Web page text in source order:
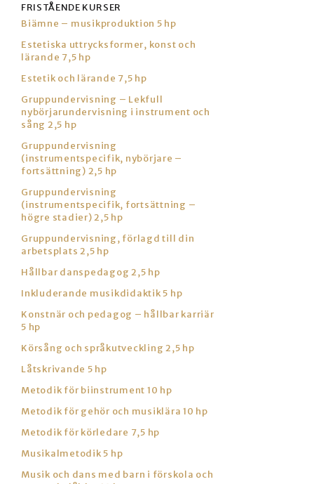
FRISTÅENDE KURSER
Biämne – musikproduktion 5 hp
Estetiska uttrycksformer, konst och
lärande 7,5 hp
Estetik och lärande 7,5 hp
Gruppundervisning – Lekfull
nybörjarundervisning i instrument och
sång 2,5 hp
Gruppundervisning
(instrumentspecifik, nybörjare –
fortsättning) 2,5 hp
Gruppundervisning
(instrumentspecifik, fortsättning –
högre stadier) 2,5 hp
Gruppundervisning, förlagd till din
arbetsplats 2,5 hp
Hållbar danspedagog 2,5 hp
Inkluderande musikdidaktik 5 hp
Konstnär och pedagog – hållbar karriär
5 hp
Körsång och språkutveckling 2,5 hp
Låtskrivande 5 hp
Metodik för biinstrument 10 hp
Metodik för gehör och musiklära 10 hp
Metodik för körledare 7,5 hp
Musikalmetodik 5 hp
Musik och dans med barn i förskola och